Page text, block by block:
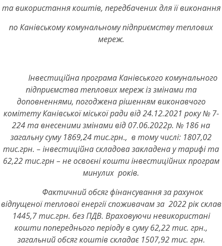
та використання коштів, передбачених для її виконання
по Канівському комунальному підприємству теплових
мереж.
Інвестиційна програма Канівського комунального
підприємства теплових мереж із змінами та
доповненнями, погоджена рішенням виконавчого
комітету Канівської міської ради від 24.12.2021 року № 7-
224 та внесеними змінами від 07.06.2022р. № 186 на
загальну суму 1869,24 тис.грн., в тому числі: 1807,02
тис.грн. – інвестиційна складова закладена у тарифі та
62,22 тис.грн – не освоєні кошти інвестиційних програм
минулих років.
Фактичний обсяг фінансування за рахунок
відпущеної теплової енергії споживачам за 2022 рік склав
1445,7 тис.грн. без ПДВ. Враховуючи невикористані
кошти попереднього періоду в суму 62,22 тис. грн.,
загальний обсяг коштів складає 1507,92 тис. грн.